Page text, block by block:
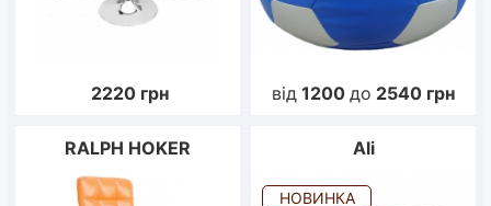
2220 грн від 1200 до 2540 грн
RALPH HOKER Ali
НОВИНКА